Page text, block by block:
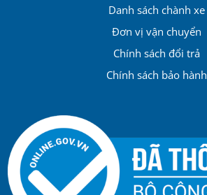
Danh sách chành xe
Đơn vị vận chuyển
Chính sách đổi trả
Chính sách bảo hành